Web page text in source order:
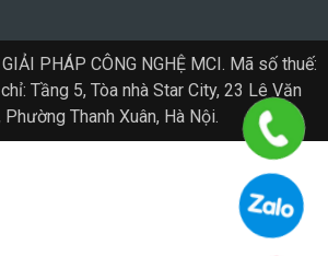
PHÁP CÔNG NGHỆ MCI. Mã số thuế:
Tầng 5, Tòa nhà Star City, 23 Lê Văn
Thanh Xuân, Hà Nội.